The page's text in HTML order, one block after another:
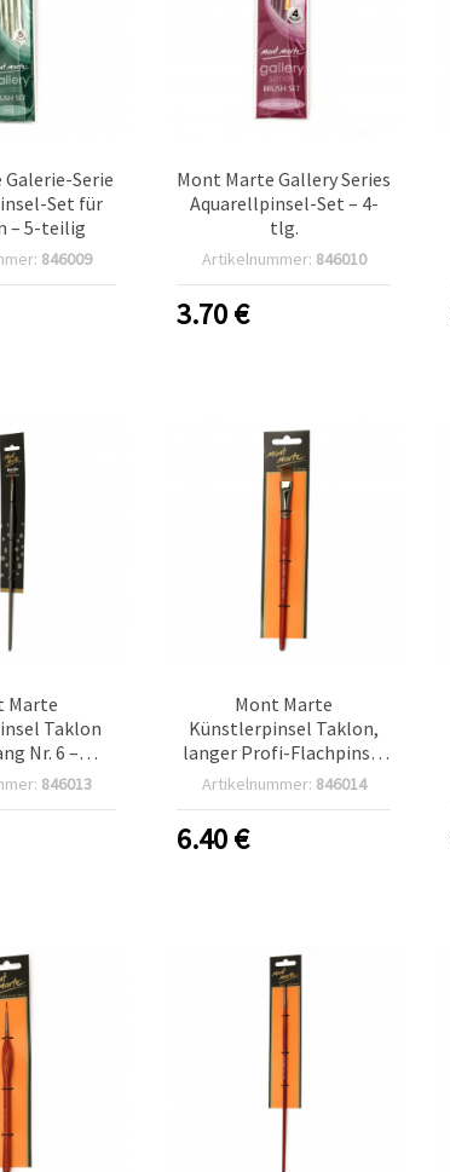
Serie
Set für
– 5-teilig
846009
Mont Marte Gallery Series
Aquarellpinsel-Set – 4-
tlg.
Artikelnummer: 846010
3.70€
Marte
Taklon
Nr. 6 –
für
846013
Mont Marte
Künstlerpinsel Taklon,
langer Profi-Flachpinsel
Nr. 12 für Acrylfarben aus
Taklonfasern
Artikelnummer: 846014
6.40€